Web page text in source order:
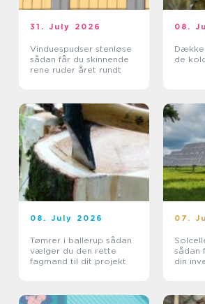
31. July 2026
Vinduespudser stenløse
sådan får du skinnende
rene ruder året rundt
08.
de
08. July 2026
Tømrer i ballerup sådan
vælger du den rette
fagmand til dit projekt
07.
sådan
din